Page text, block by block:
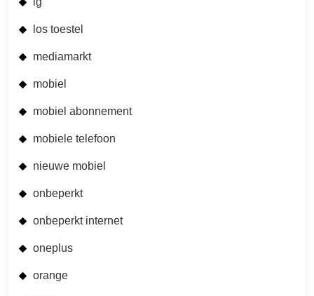
los toestel
mediamarkt
mobiel
mobiel abonnement
mobiele telefoon
nieuwe mobiel
onbeperkt
onbeperkt internet
oneplus
orange